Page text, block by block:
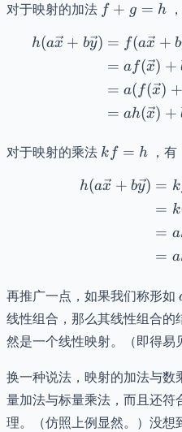
对于映射的加法 f
g
=
f + g = h
h(ax + by) = f(ax + b
= af(x) +
= a( f(x) +
= ah(x) +
对于映射的乘法 kf
h
k f = h
，有
h(ax + by) = k
= k
=
=
再推广一点，如果我们称形如
线性组合，那么其线性组合的
然是一个线性映射。（即得易
换一种说法，映射的加法与数
量加法与标量乘法，而且还符
理。（仿照上例显然。）没想